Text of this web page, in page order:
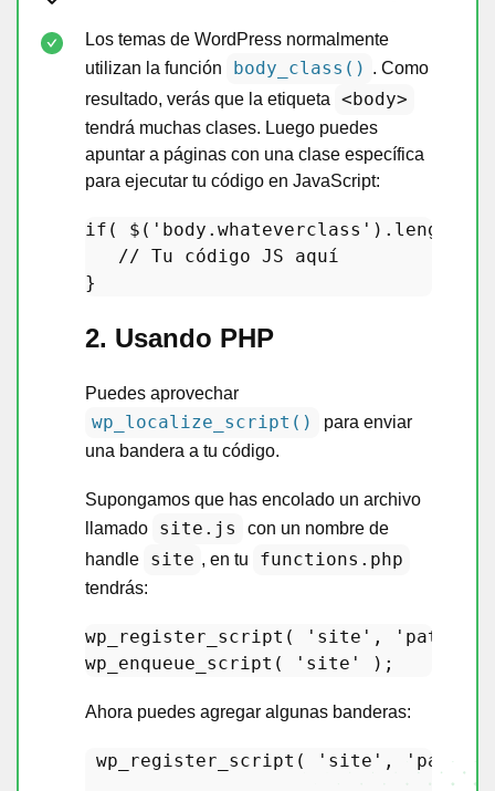
Los temas de WordPress normalmente
utilizan la función
body_class() . Como
resultado, verás que la etiqueta
<body>
tendrá muchas clases. Luego puedes
apuntar a páginas con una clase específica
para ejecutar tu código en JavaScript:
if ( $( 'body.whateverclass' ).length
// Tu código JS aquí
2. Usando PHP
Puedes aprovechar
wp_localize_script()
para enviar
una bandera a tu código.
Supongamos que has encolado un archivo
llamado
site.js
con un nombre de
handle
site , en tu functions.php
tendrás:
wp_register_script ( 'site' ,
'path/
wp_enqueue_script ( 'site'
Ahora puedes agregar algunas banderas:
wp_register_script ( 'site' , 'path/